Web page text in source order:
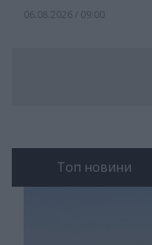
06.08.2026 / 09:00
Топ новини